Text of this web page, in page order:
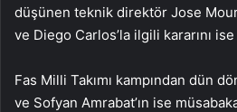
düşünen teknik direktör Jose
ve Diego Carlos’la ilgili kararını
Fas Milli Takımı kampından dün
ve Sofyan Amrabat’ın ise